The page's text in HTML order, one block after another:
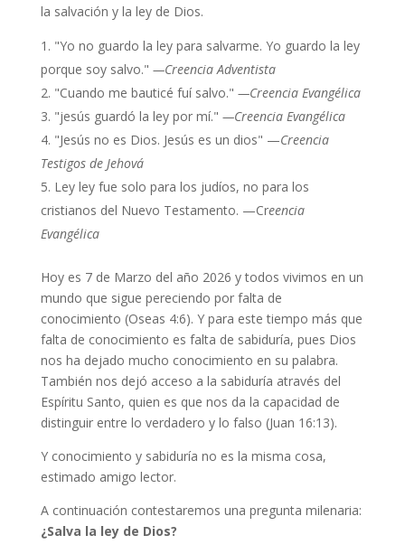
la salvación y la ley de Dios.
"Yo no guardo la ley para salvarme. Yo guardo la ley
porque soy salvo." —Creencia Adventista
"Cuando me bauticé fuí salvo." —Creencia Evangélica
"jesús guardó la ley por mí." —Creencia Evangélica
"Jesús no es Dios. Jesús es un dios" —Creencia
Testigos de Jehová
Ley ley fue solo para los judíos, no para los
cristianos del Nuevo Testamento. —Creencia
Evangélica
Hoy es 7 de Marzo del año 2026 y todos vivimos en un
mundo que sigue pereciendo por falta de
conocimiento (Oseas 4:6). Y para este tiempo más que
falta de conocimiento es falta de sabiduría, pues Dios
nos ha dejado mucho conocimiento en su palabra.
También nos dejó acceso a la sabiduría através del
Espíritu Santo, quien es que nos da la capacidad de
distinguir entre lo verdadero y lo falso (Juan 16:13).
Y conocimiento y sabiduría no es la misma cosa,
estimado amigo lector.
A continuación contestaremos una pregunta milenaria:
¿Salva la ley de Dios?